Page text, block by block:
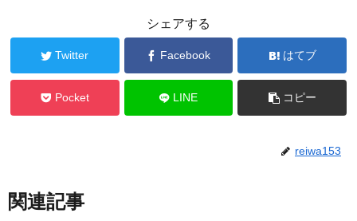
シェアする
Twitter Facebook はてブ
Pocket LINE コピー
reiwa153
関連記事